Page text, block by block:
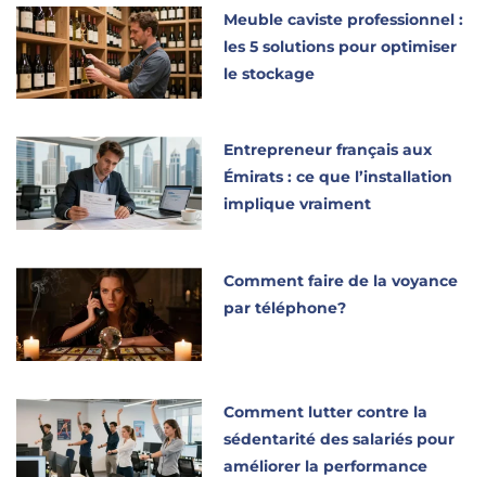
Meuble caviste professionnel :
les 5 solutions pour optimiser
le stockage
Entrepreneur français aux
Émirats : ce que l’installation
implique vraiment
Comment faire de la voyance
par téléphone?
Comment lutter contre la
sédentarité des salariés pour
améliorer la performance